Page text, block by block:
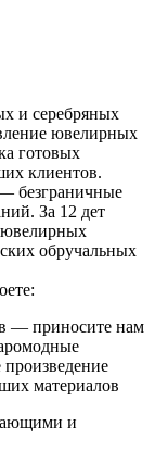
и серебряных
ювелирных
готовых
клиентов.
безграничные
За 12 дет
ювелирных
обручальных
— приносите нам
материалов
и